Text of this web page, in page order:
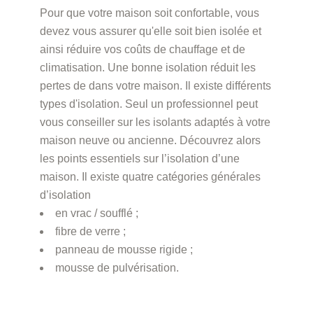
Pour que votre maison soit confortable, vous
devez vous assurer qu'elle soit bien isolée et
ainsi réduire vos coûts de chauffage et de
climatisation. Une bonne isolation réduit les
pertes de dans votre maison. Il existe différents
types d'isolation. Seul un professionnel peut
vous conseiller sur les isolants adaptés à votre
maison neuve ou ancienne. Découvrez alors
les points essentiels sur l’isolation d’une
maison. Il existe quatre catégories générales
d’isolation
en vrac / soufflé ;
fibre de verre ;
panneau de mousse rigide ;
mousse de pulvérisation.